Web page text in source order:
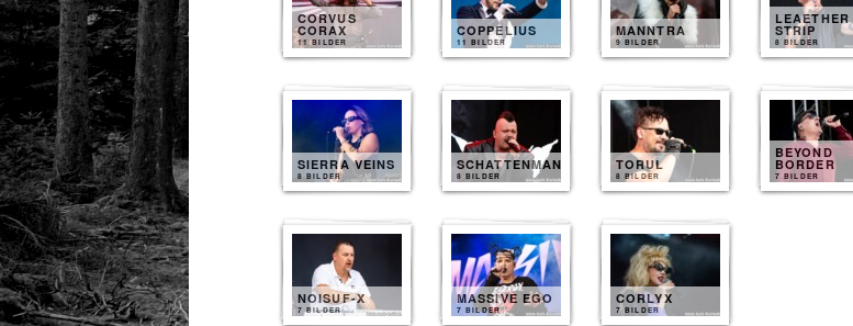
CORVUS
CORAX
11 BILDER
COPPELIUS
11 BILDER
MANNTRA
9 BILDER
LEAETHER
STRIP
8 BILDER
SIERRA VEINS
8 BILDER
SCHATTENMANN
8 BILDER
TORUL
8 BILDER
BEYOND
BORDER
7 BILDER
NOISUF-X
7 BILDER
MASSIVE EGO
7 BILDER
CORLYX
7 BILDER